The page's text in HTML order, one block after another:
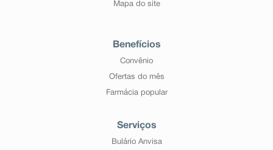
Mapa do site
Benefícios
Convênio
Ofertas do mês
Farmácia popular
Serviços
Bulário Anvisa